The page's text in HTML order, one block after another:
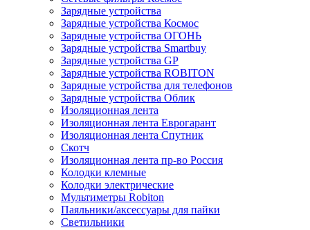
Зарядные устройства
Зарядные устройства Космос
Зарядные устройства ОГОНЬ
Зарядные устройства Smartbuy
Зарядные устройства GP
Зарядные устройства ROBITON
Зарядные устройства для телефонов
Зарядные устройства Облик
Изоляционная лента
Изоляционная лента Еврогарант
Изоляционная лента Спутник
Скотч
Изоляционная лента пр-во Россия
Колодки клемные
Колодки электрические
Мультиметры Robiton
Паяльники/аксессуары для пайки
Светильники